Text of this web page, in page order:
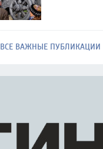
ВСЕ ВАЖНЫЕ ПУБЛИКАЦИИ